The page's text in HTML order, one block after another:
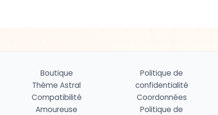
Boutique
Thème Astral
Compatibilité
Amoureuse
Politique de
confidentialité
Coordonnées
Politique de